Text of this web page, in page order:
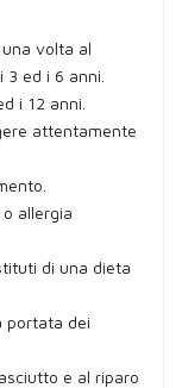
una volta al
ed i 6 anni.
i 12 anni.
attentamente
allergia
di una dieta
portata dei
e al riparo